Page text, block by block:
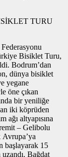
TURU
Bisiklet Turu,
Bodrum’dan
dünya bisiklet
yegane
öne çıkan
bir yeniliğe
iki köprüden
ağı altyapısına
– Gelibolu
başlayarak 15
Bağdat